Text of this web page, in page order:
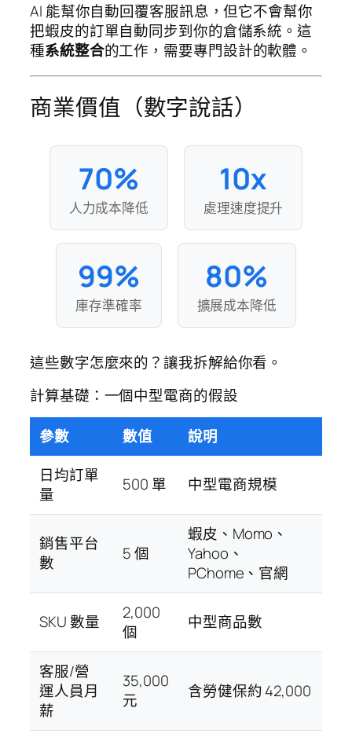
AI 能幫你自動回覆客服訊息，但它不會幫你
把蝦皮的訂單自動同步到你的倉儲系統。這
種系統整合的工作，需要專門設計的軟體。
商業價值（數字說話）
70%
人力成本降低
10x
處理速度提升
99%
庫存準確率
80%
擴展成本降低
這些數字怎麼來的？讓我拆解給你看。
計算基礎：一個中型電商的假設
參數 數值
說明
日均訂單
量
500 單 中型電商規模
銷售平台
數
5 個
蝦皮、Momo、
Yahoo、
PChome、官網
SKU 數量
2,000
個
中型商品數
客服/營
運人員月
薪
35,000
元
含勞健保約 42,000